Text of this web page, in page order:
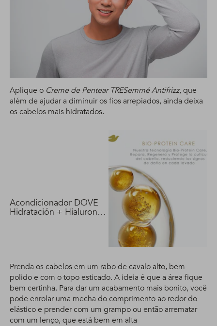
Aplique o Creme de Pentear TRESemmé Antifrizz, que
além de ajudar a diminuir os fios arrepiados, ainda deixa
os cabelos mais hidratados.
Acondicionador DOVE
Hidratación + Hialuron
Prenda os cabelos em um rabo de cavalo alto, bem
polido e com o topo esticado. A ideia é que a área fique
bem certinha. Para dar um acabamento mais bonito, você
pode enrolar uma mecha do comprimento ao redor do
elástico e prender com um grampo ou então arrematar
com um lenço, que está bem em alta